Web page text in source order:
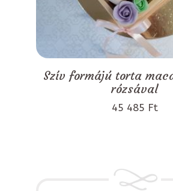
Szív formájú torta
rózsával
45 485 Ft